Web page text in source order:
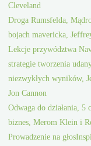
Cleveland
Droga Rumsfelda,
bojach mavericka,
Lekcje przywództwa
strategie tworzenia
niezwykłych wyników,
Jon Cannon
Odwaga do działania, 5
biznes, Merom Klein i
Prowadzenie na